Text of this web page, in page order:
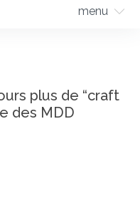
menu
plus de “craft
des MDD